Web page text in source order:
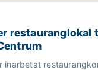
till
restauranglokal
inarbetat